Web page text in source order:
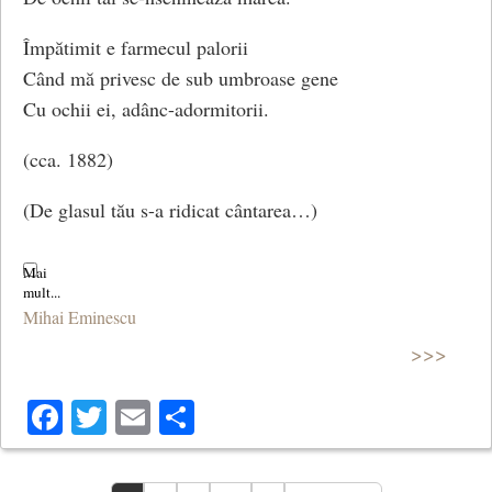
Vântul tremură-n perdele
Astăzi ca şi alte dăţi,
Vecinic nu te mai arăţi!
Împătimit e farmecul palorii
Când mă privesc de sub umbroase gene
Cu ochii ei, adânc-adormitorii.
(cca. 1882)
(De glasul tău s-a ridicat cântarea…)
Mihai Eminescu
>>>
Facebook
Twitter
Email